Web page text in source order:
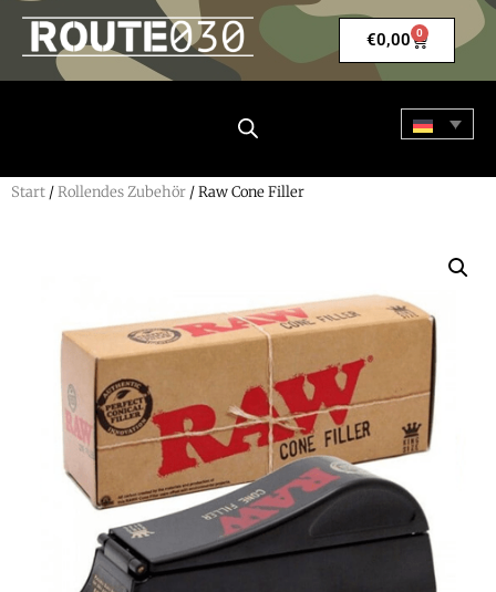
€0,00 0
Start /Rollendes Zubehör / Raw Cone Filler